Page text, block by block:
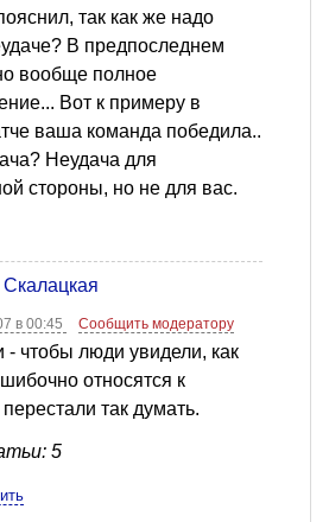
так как же надо
В предпоследнем
вообще полное
Вот к примеру в
ваша команда победила..
Неудача для
стороны, но не для вас.
в 00:45
Сообщить модератору
- чтобы люди увидели, как
относятся к
так думать.
5